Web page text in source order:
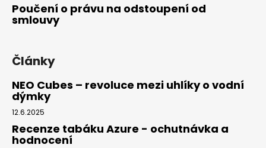
Poučení o právu na odstoupení od
smlouvy
Články
NEO Cubes – revoluce mezi uhlíky o vodní
dýmky
12.6.2025
Recenze tabáku Azure - ochutnávka a
hodnocení